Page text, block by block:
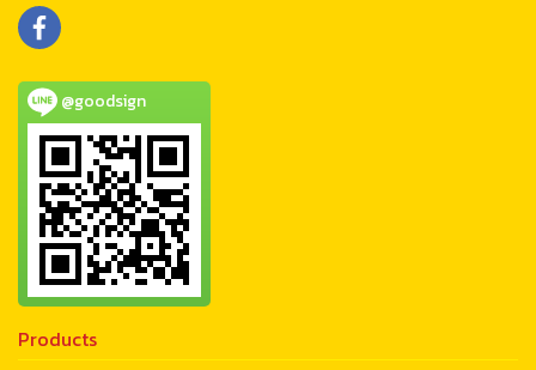
@goodsign
Products